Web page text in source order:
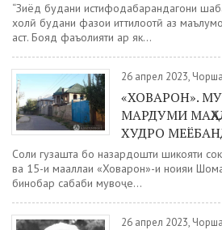
“Зиёд будани истифодабарандагони
холӣ будани фазои иттилоотӣ аз
аст. Бояд фаъолияти ҳар як...
26 апрел 2023,
«ХОВАРОН».
МАРДУМИ
ХУДРО
Соли гузашта бо назардошти шикояти
ва 15-и маҳаллаи «Ховарон»-и ноҳияи
бинобар сабаби мувоҷеҳ...
26 апрел 2023,